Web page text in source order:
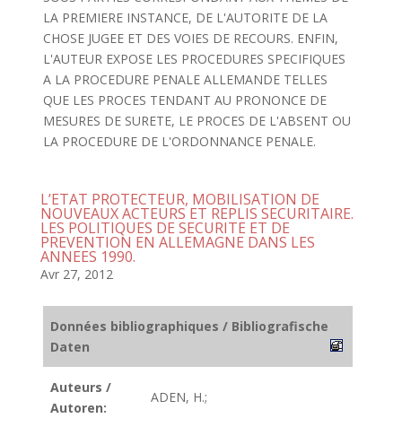
LA PREMIERE INSTANCE, DE L'AUTORITE DE LA
CHOSE JUGEE ET DES VOIES DE RECOURS. ENFIN,
L'AUTEUR EXPOSE LES PROCEDURES SPECIFIQUES
A LA PROCEDURE PENALE ALLEMANDE TELLES
QUE LES PROCES TENDANT AU PRONONCE DE
MESURES DE SURETE, LE PROCES DE L'ABSENT OU
LA PROCEDURE DE L'ORDONNANCE PENALE.
L’ETAT PROTECTEUR, MOBILISATION DE
NOUVEAUX ACTEURS ET REPLIS SECURITAIRE.
LES POLITIQUES DE SECURITE ET DE
PREVENTION EN ALLEMAGNE DANS LES
ANNEES 1990.
Avr 27, 2012
Données bibliographiques / Bibliografische
Daten
Auteurs /
Autoren:
ADEN, H.;